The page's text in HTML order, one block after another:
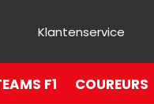
Klantenservice
F1 COUREURS